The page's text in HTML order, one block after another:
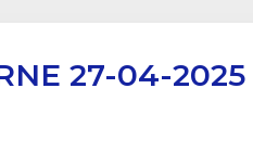
27-04-2025